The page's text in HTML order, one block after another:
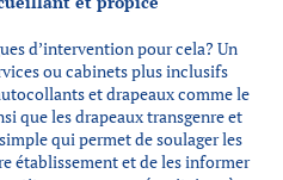
d’intervention pour cela? Un
ou cabinets plus inclusifs
et drapeaux comme le
que les drapeaux transgenre et
qui permet de soulager les
établissement et de les informer